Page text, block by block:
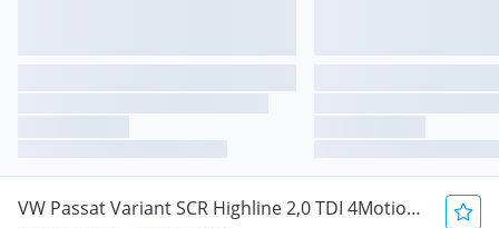
VW Passat Variant SCR Highline 2,0 TDI 4Motion